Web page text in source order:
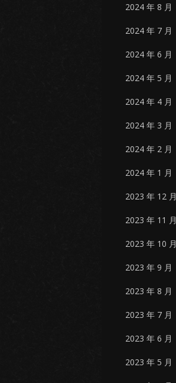
2024 年 8 月
2024 年 7 月
2024 年 6 月
2024 年 5 月
2024 年 4 月
2024 年 3 月
2024 年 2 月
2024 年 1 月
2023 年 12 月
2023 年 11 月
2023 年 10 月
2023 年 9 月
2023 年 8 月
2023 年 7 月
2023 年 6 月
2023 年 5 月